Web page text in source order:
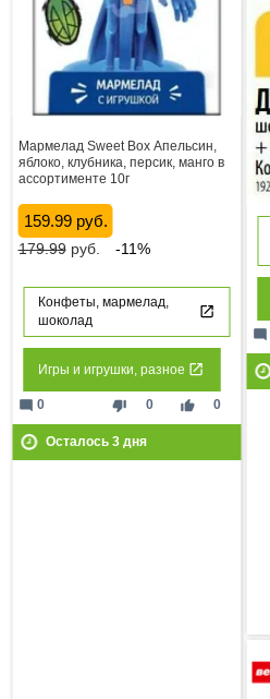
Мармелад Sweet Box Апельсин,
яблоко, клубника, персик, манго в
ассортименте 10г
159.99 руб.
179.99руб. -11%
Конфеты, мармелад,
шоколад
Игры и игрушки, разное
thumb_down 0 thumb_up 0
mode_comment 0
Осталось 3дня
mode_comment